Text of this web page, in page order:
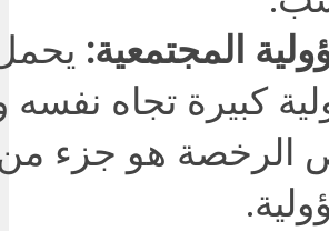
المجتمعية:
كبيرة تجاه نفسه
الرخصة هو جزء